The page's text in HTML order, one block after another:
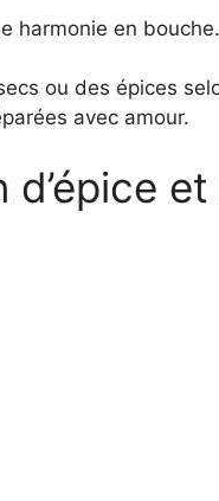
harmonie en bouche.
ou des épices
avec amour.
d’épice